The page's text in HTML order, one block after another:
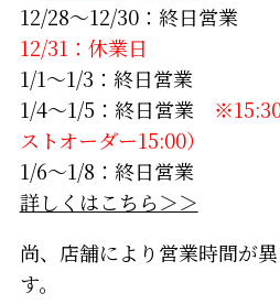
12/28～12/30：終日営業
12/31：休業日
1/1～1/3：終日営業
1/4～1/5：終日営業
ストオーダー15:00）
1/6～1/8：終日営業
詳しくはこちら＞＞
尚、店舗により営業時間が
す。